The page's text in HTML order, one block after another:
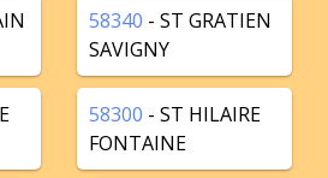
58340 - ST GRATIEN
SAVIGNY
58300 - ST HILAIRE
FONTAINE